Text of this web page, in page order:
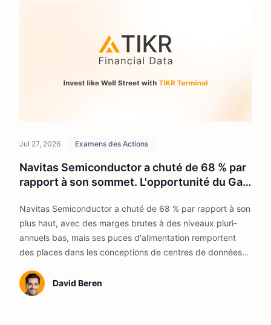
Jul 27, 2026 Examens des Actions
Navitas Semiconductor a chuté de 68 % par
rapport à son sommet. L'opportunité du GaN
Navitas Semiconductor a chuté de 68 % par rapport à son
plus haut, avec des marges brutes à des niveaux pluri-
annuels bas, mais ses puces d'alimentation remportent
des places dans les conceptions de centres de données
David Beren